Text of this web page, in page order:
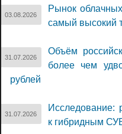
03.08.2026
Рынок
самый высокий
31.07.2026
Объём
более чем
рублей
31.07.2026
Исследование:
к гибридным